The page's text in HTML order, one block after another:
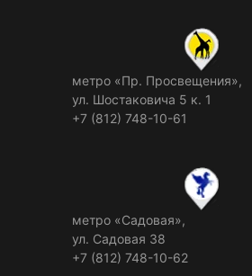
метро «Пр. Просвещения»,
ул. Шостаковича 5 к. 1
+7 (812) 748-10-61
метро «Садовая»,
ул. Садовая 38
+7 (812) 748-10-62